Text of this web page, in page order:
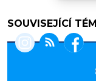
SOUVISEJÍCÍ